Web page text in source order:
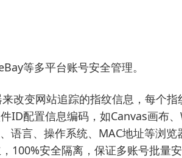
等多平台账号安全管理。
改变网站追踪的指纹信息，每个指
ID配置信息编码，如Canvas画布、
语言、操作系统、MAC地址等浏览
100%安全隔离，保证多账号批量